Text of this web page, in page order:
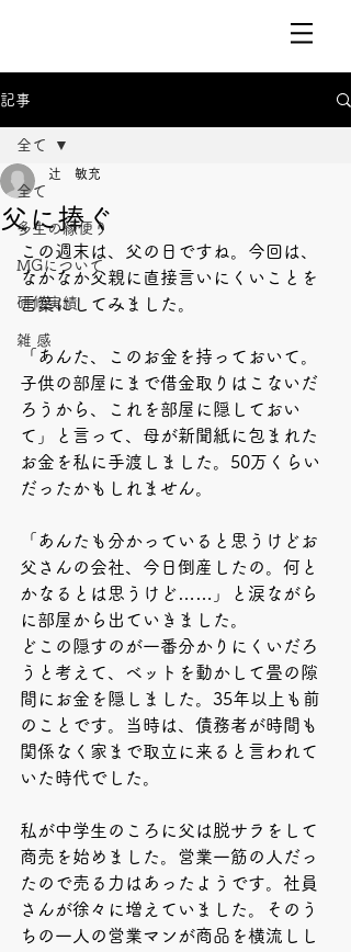
記事
全て
多生の縁便り
MGについて
研修実績
雑 感
全て
父に捧ぐ
辻 敏充
この週末は、父の日ですね。今回は、
なかなか父親に直接言いにくいことを
言葉にしてみました。
「あんた、このお金を持っておいて。
子供の部屋にまで借金取りはこないだ
ろうから、これを部屋に隠しておい
て」と言って、母が新聞紙に包まれた
お金を私に手渡しました。50万くらい
だったかもしれません。
「あんたも分かっていると思うけどお
父さんの会社、今日倒産したの。何と
かなるとは思うけど……」と涙ながら
に部屋から出ていきました。
どこの隠すのが一番分かりにくいだろ
うと考えて、ベットを動かして畳の隙
間にお金を隠しました。35年以上も前
のことです。当時は、債務者が時間も
関係なく家まで取立に来ると言われて
いた時代でした。
私が中学生のころに父は脱サラをして
商売を始めました。営業一筋の人だっ
たので売る力はあったようです。社員
さんが徐々に増えていました。そのう
ちの一人の営業マンが商品を横流しし